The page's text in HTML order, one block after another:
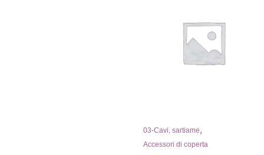
03-Cavi, sartiame,
Accessori di coperta